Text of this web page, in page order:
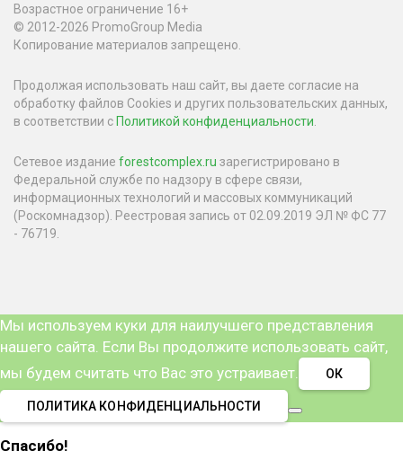
Возрастное ограничение 16+
© 2012-2026 PromoGroup Media
Копирование материалов запрещено.
Продолжая использовать наш сайт, вы даете согласие на
обработку файлов Cookies и других пользовательских данных,
в соответствии с Политикой конфиденциальности
Сетевое издание forestcomplex.ru зарегистрировано в
Федеральной службе по надзору в сфере связи,
информационных технологий и массовых коммуникаций
(Роскомнадзор). Реестровая запись от 02.09.2019 ЭЛ № ФС 77
- 76719.
Мы используем куки для наилучшего представления
нашего сайта. Если Вы продолжите использовать сайт,
мы будем считать что Вас это устраивает.
ОК
ПОЛИТИКА КОНФИДЕНЦИАЛЬНОСТИ
Спасибо!